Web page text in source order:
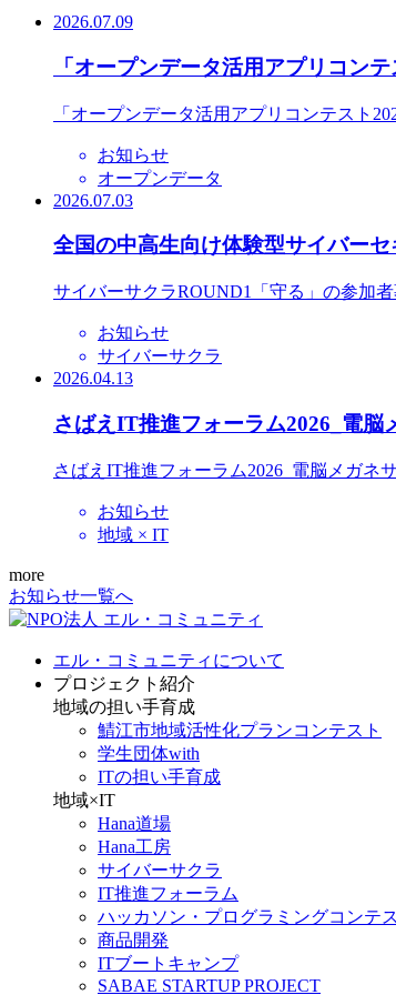
2026.07.09
「オープンデータ活用アプリコン
「オープンデータ活用アプリコンテスト
お知らせ
オープンデータ
2026.07.03
全国の中高生向け体験型サイバー
サイバーサクラROUND1「守る」の参加者
お知らせ
サイバーサクラ
2026.04.13
さばえIT推進フォーラム2026_電脳
さばえIT推進フォーラム2026_電脳メガネ
お知らせ
地域 × IT
more
お知らせ一覧へ
エル・コミュニティについて
プロジェクト紹介
地域の担い手育成
鯖江市地域活性化プランコンテスト
学生団体with
ITの担い手育成
地域×IT
Hana道場
Hana工房
サイバーサクラ
IT推進フォーラム
ハッカソン・プログラミングコンテ
商品開発
ITブートキャンプ
SABAE STARTUP PROJECT